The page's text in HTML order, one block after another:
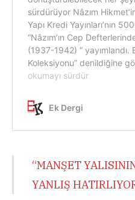
“MANŞET
YANLIŞ